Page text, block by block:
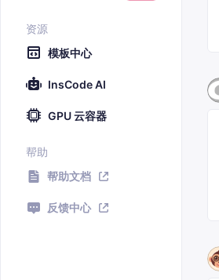
资源
模板中心
InsCode AI
GPU 云容器
帮助
帮助文档
反馈中心